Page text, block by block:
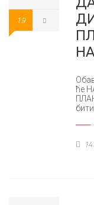
19
ће